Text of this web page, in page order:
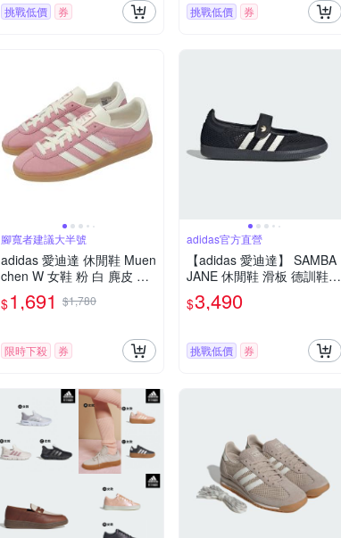
挑戰低價 券 挑戰低價 券
腳寬者建議大半號
adidas 愛迪達 休閒鞋 Muen
chen W 女鞋 粉 白 麂皮 復
古 慕尼黑 德訓鞋 JS3992
$1,691 $1,780
限時下殺 券
adidas官方直營
【adidas 愛迪達】 SAMBA
JANE 休閒鞋 滑板 德訓鞋
瑪莉珍鞋 復古 女鞋 - Origin
als LA6830
$3,490
挑戰低價 券